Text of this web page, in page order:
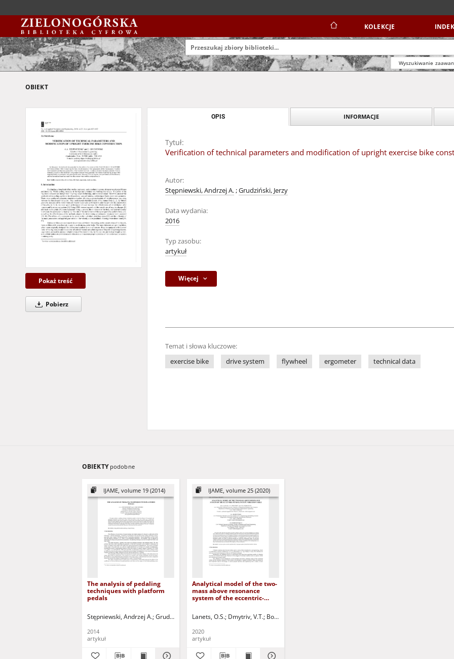
KOLEKCJE
Wyszukiwanie
OBIEKT
Pokaż treść
Pobierz
OPIS INFORMACJE
Tytuł:
Verification of technical parameters and modification of upright exercise bike
Autor:
Stępniewski, Andrzej A.;Grudziński, Jerzy
Data wydania:
2016
Typ zasobu:
artykuł
Więcej
Temat i słowa kluczowe:
exercise bike
drive system flywheel ergometer technical data
OBIEKTY podobne
IJAME, volume 19 (2014)
The analysis of pedaling
techniques with platform
pedals
Stępniewski, Andrzej A. Grudziński, Jerzy Jurczak, Paweł - red.
2014
artykuł
IJAME, volume 25 (2020)
Analytical model of the two-
mass above resonance
system of the eccentric-
Lanets, O.S. Dmytriv, V.T. Borovets, V.M.
2020
artykuł